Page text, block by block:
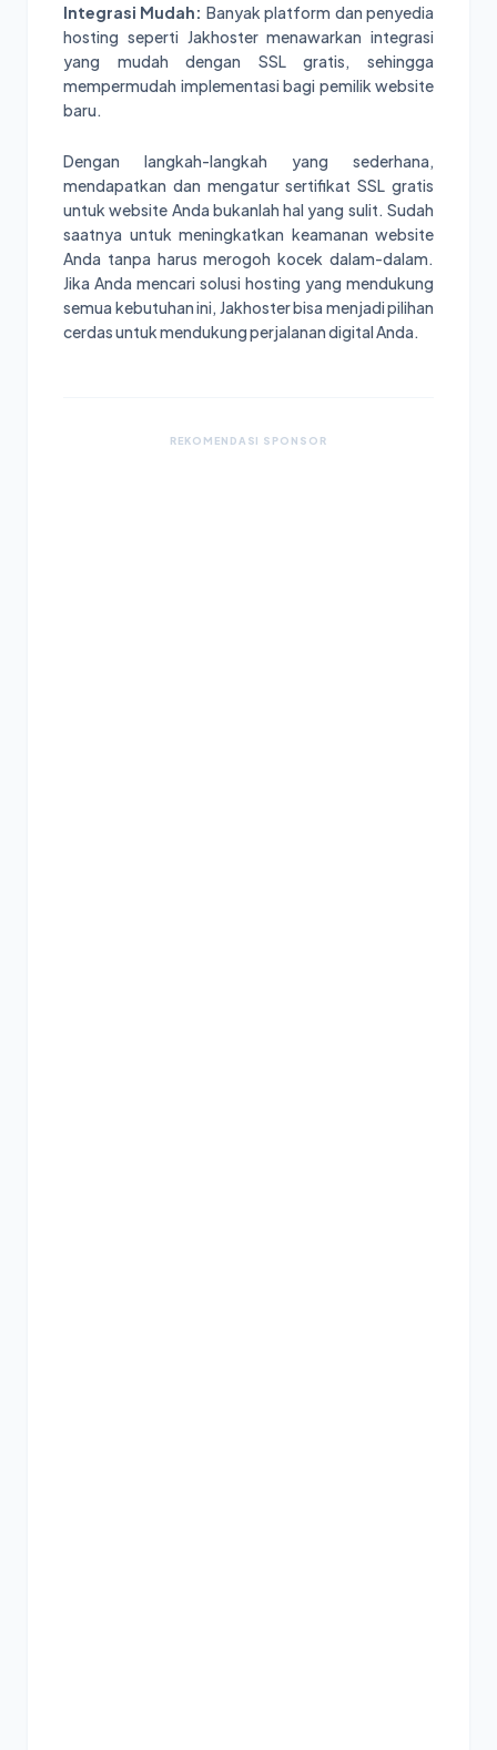
Integrasi Mudah: Banyak platform dan penyedia
hosting seperti Jakhoster menawarkan integrasi
yang mudah dengan SSL gratis, sehingga
mempermudah implementasi bagi pemilik website
baru.
Dengan langkah-langkah yang sederhana,
mendapatkan dan mengatur sertifikat SSL gratis
untuk website Anda bukanlah hal yang sulit. Sudah
saatnya untuk meningkatkan keamanan website
Anda tanpa harus merogoh kocek dalam-dalam.
Jika Anda mencari solusi hosting yang mendukung
semua kebutuhan ini, Jakhoster bisa menjadi pilihan
cerdas untuk mendukung perjalanan digital Anda.
REKOMENDASI SPONSOR